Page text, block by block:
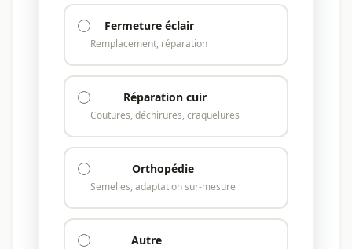
Fermeture éclair
Remplacement, réparation
Réparation cuir
Coutures, déchirures, craquelures
Orthopédie
Semelles, adaptation sur-mesure
Autre